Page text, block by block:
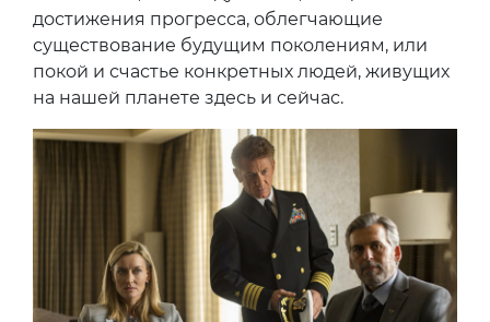
достижения прогресса, облегчающие
существование будущим поколениям, или
покой и счастье конкретных людей, живущих
на нашей планете здесь и сейчас.